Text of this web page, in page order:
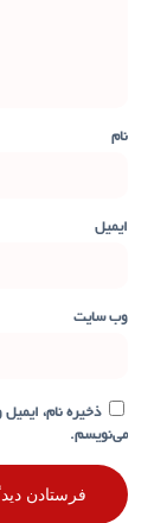
نام
ایمیل
وب‌ سایت
ذخیره نام،
می‌نویسم.